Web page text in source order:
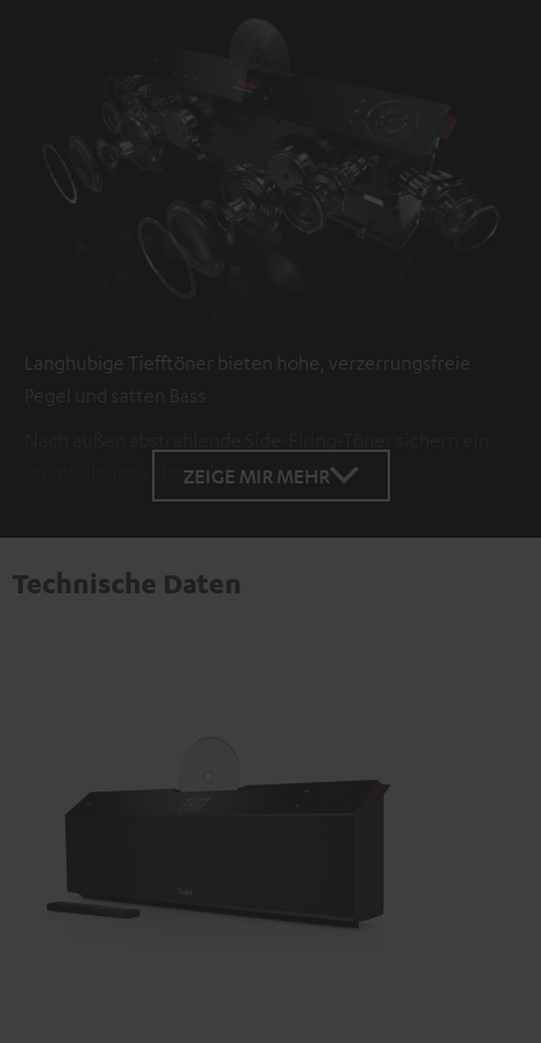
Langhubige Tiefftöner bieten hohe, verzerrungsfreie
raumfüllendes KlangbildZEIGE MIR MEHR
Technische Daten